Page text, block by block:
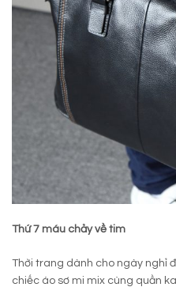
Thứ 7 máu chảy về tim
Thời trang dành cho ngày nghỉ
chiếc áo sơ mi mix cùng quần